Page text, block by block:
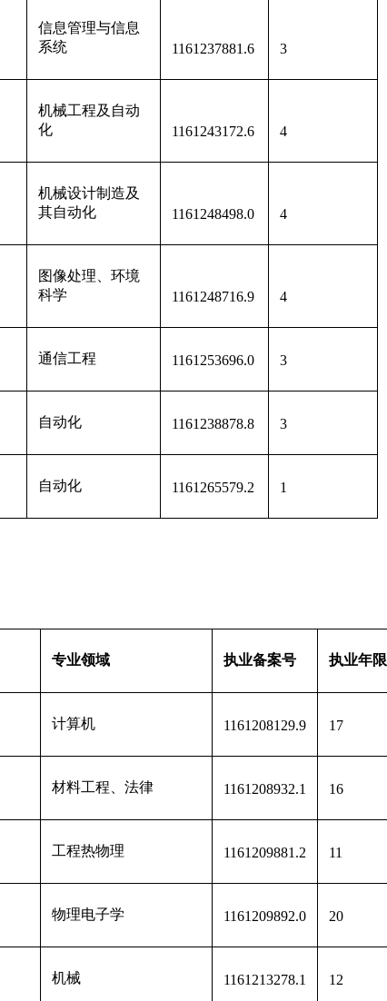
信息管理与信息
系统
1161237881.6 3
机械工程及自动
化
1161243172.6 4
机械设计制造及
其自动化
1161248498.0 4
图像处理、环境
科学
1161248716.9 4
通信工程 1161253696.0 3
自动化 1161238878.8 3
自动化 1161265579.2 1
专业领域 执业备案号 执业年限
计算机 1161208129.9 17
材料工程、法律 1161208932.1 16
工程热物理 1161209881.2 11
物理电子学 1161209892.0 20
机械 1161213278.1 12